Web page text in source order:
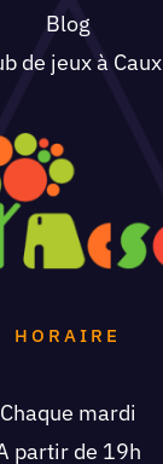
Blog
de jeux à Caux
HORAIRE
Chaque mardi
partir de 19h